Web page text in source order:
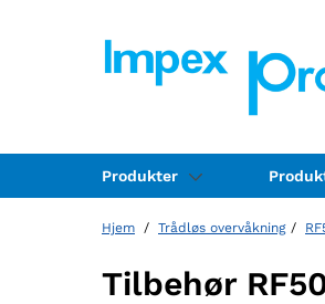
Produkter
Hjem / Trådløs overvåkning /
Tilbehør